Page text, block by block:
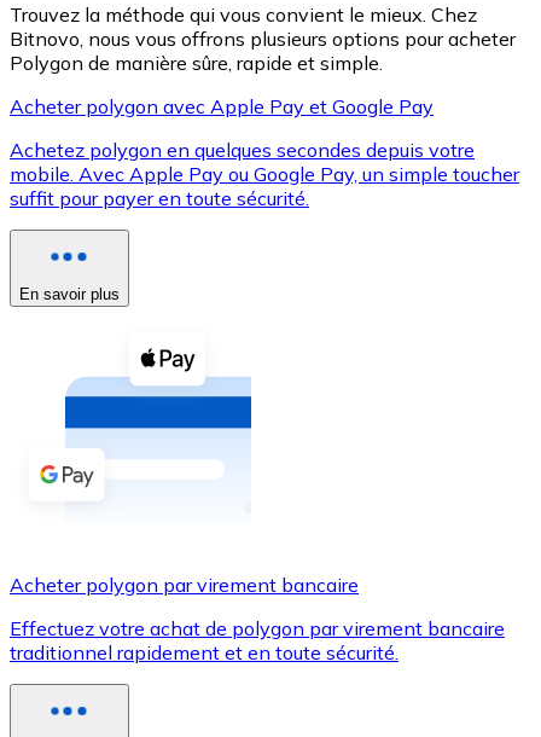
XRP
XRP
Voir toutes
Coupons crypto
Achetez des cryptomonnaies en espèces et d'autres
Acheter avec espèces
Virement SEPA
Carte de crédit / débit
Utilisez les cartes Visa et Mastercard pour acheter
Acheter avec carte
Trouvez la méthode qui vous convient le mieux. Chez
Bitnovo, nous vous offrons plusieurs options pour acheter
Polygon de manière sûre, rapide et simple.
Acheter polygon avec Apple Pay et Google Pay
Achetez polygon en quelques secondes depuis votre
mobile. Avec Apple Pay ou Google Pay, un simple toucher
suffit pour payer en toute sécurité.
En savoir plus
Acheter polygon par virement bancaire
Effectuez votre achat de polygon par virement bancaire
traditionnel rapidement et en toute sécurité.